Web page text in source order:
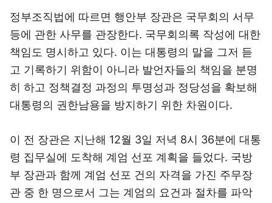
정부조직법에 따르면 행안부 장관은 국무회의 서무
등에 관한 사무를 관장한다. 국무회의록 작성에 대한
책임도 명시하고 있다. 이는 대통령의 말을 그저 듣
고 기록하기 위함이 아니라 발언자들의 책임을 분명
히 하고 정책결정 과정의 투명성과 정당성을 확보해
대통령의 권한남용을 방지하기 위한 차원이다.
이 전 장관은 지난해 12월 3일 저녁 8시 36분에 대통
령 집무실에 도착해 계엄 선포 계획을 들었다. 국방
부 장관과 함께 계엄 선포 건의 자격을 가진 주무장
관 중 한 명으로서 그는 계엄의 요건과 절차를 파악